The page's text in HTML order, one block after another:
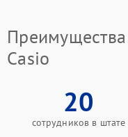
Casio
20
сотрудников в штате